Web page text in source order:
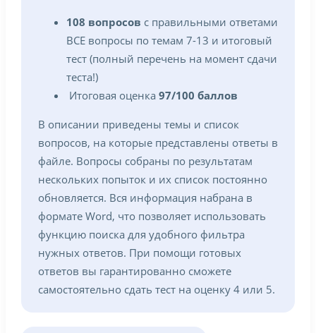
108 вопросов с правильными ответами
ВСЕ вопросы по темам 7-13 и итоговый
тест (полный перечень на момент сдачи
теста!)
Итоговая оценка 97/100 баллов
В описании приведены темы и список
вопросов, на которые представлены ответы в
файле. Вопросы собраны по результатам
нескольких попыток и их список постоянно
обновляется. Вся информация набрана в
формате Word, что позволяет использовать
функцию поиска для удобного фильтра
нужных ответов. При помощи готовых
ответов вы гарантированно сможете
самостоятельно сдать тест на оценку 4 или 5.